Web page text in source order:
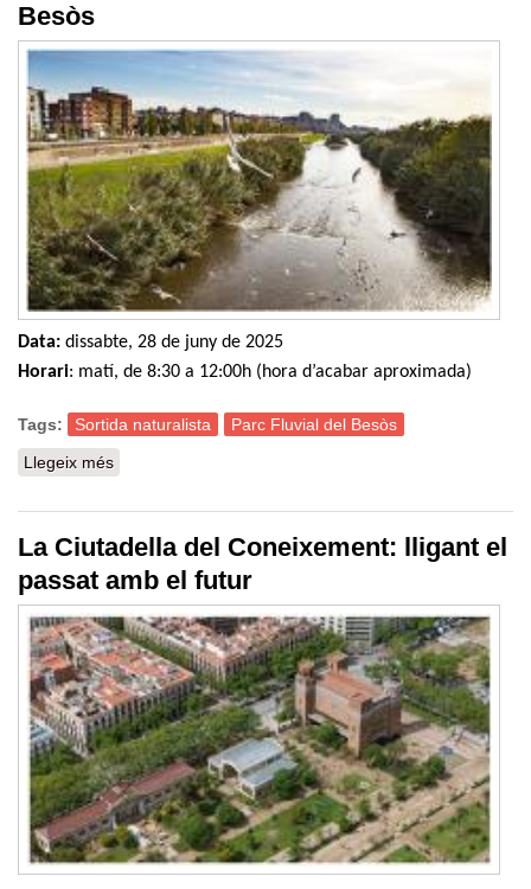
Besòs
Data: dissabte, 28 de juny de 2025
Horari: matí, de 8:30 a 12:00h (hora d’acabar aproximada)
Tags: Sortida naturalista
Parc Fluvial del Besòs
Llegeix més
La Ciutadella del Coneixement: lligant el
passat amb el futur